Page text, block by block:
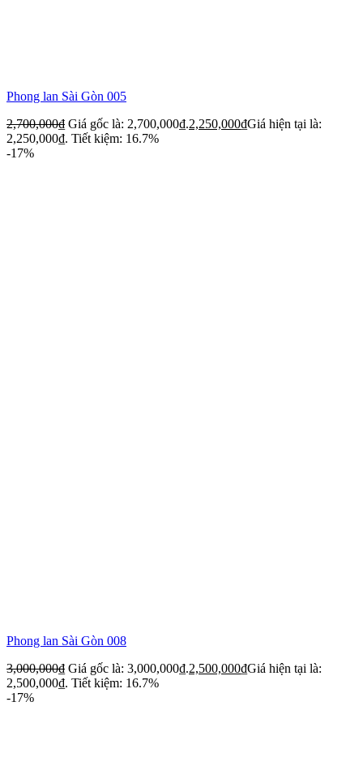
Phong lan Sài Gòn 005
2,700,000₫ Giá gốc là: 2,700,000₫.2,250,000₫Giá hiện tại là:
2,250,000₫. Tiết kiệm: 16.7%
-17%
Phong lan Sài Gòn 008
3,000,000₫ Giá gốc là: 3,000,000₫.2,500,000₫Giá hiện tại là:
2,500,000₫. Tiết kiệm: 16.7%
-17%